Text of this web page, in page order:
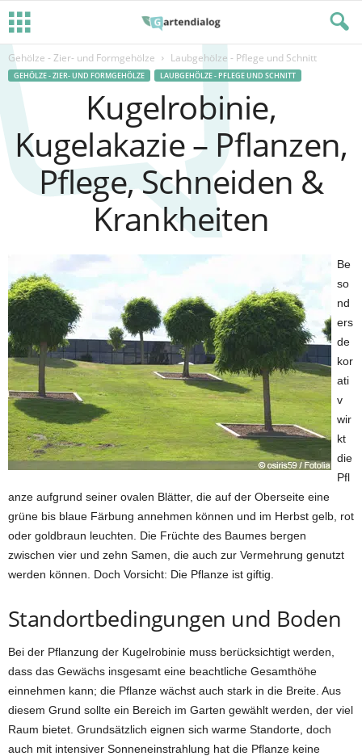
Gehölze - Zier- und Formgehölze Laubgehölze - Pflege und Schnitt
GEHÖLZE - ZIER- UND FORMGEHÖLZE LAUBGEHÖLZE - PFLEGE UND SCHNITT
Kugelrobinie,
Kugelakazie – Pflanzen,
Pflege, Schneiden &
Krankheiten
Be
so
nd
ers
de
kor
ati
v
wir
kt
die
Pfl
anze aufgrund seiner ovalen Blätter, die auf der Oberseite eine
grüne bis blaue Färbung annehmen können und im Herbst gelb, rot
oder goldbraun leuchten. Die Früchte des Baumes bergen
zwischen vier und zehn Samen, die auch zur Vermehrung genutzt
werden können. Doch Vorsicht: Die Pflanze ist giftig.
Standortbedingungen und Boden
Bei der Pflanzung der Kugelrobinie muss berücksichtigt werden,
dass das Gewächs insgesamt eine beachtliche Gesamthöhe
einnehmen kann; die Pflanze wächst auch stark in die Breite. Aus
diesem Grund sollte ein Bereich im Garten gewählt werden, der viel
Raum bietet. Grundsätzlich eignen sich warme Standorte, doch
auch mit intensiver Sonneneinstrahlung hat die Pflanze keine